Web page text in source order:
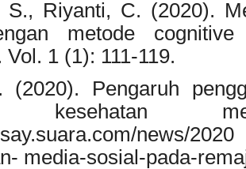
S., Riyanti, C. (2020).
metode
1 (1): 111-119.
(2020). Pengaruh
kesehatan
media-sosial-pada-